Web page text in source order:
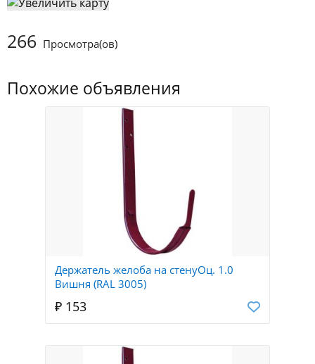
Похожие объявления
Держатель желоба на стенуОц. 1.0
Вишня (RAL 3005)
₽ 153
266 Просмотра(ов)